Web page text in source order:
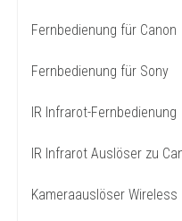
Fernbedienung für Canon
Fernbedienung für Sony
IR Infrarot-Fernbedienung
IR Infrarot Auslöser zu
Kameraauslöser Wireless